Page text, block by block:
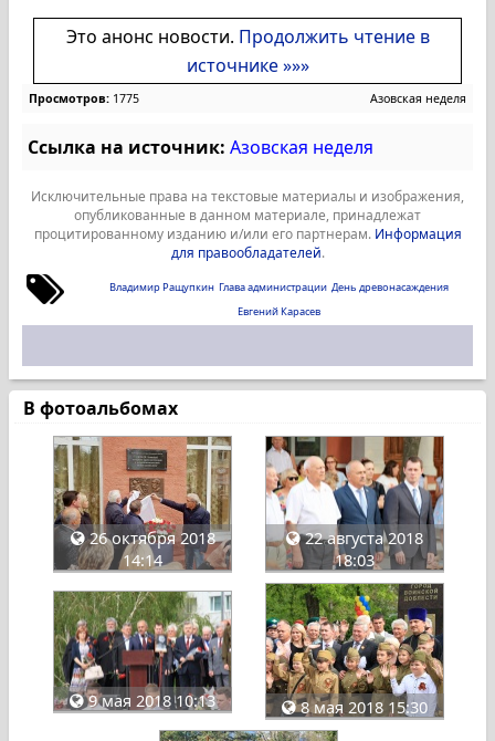
Это анонс новости. Продолжить чтение в
источнике »»»
Просмотров: 1775 Азовская неделя
Ссылка на источник: Азовская неделя
Исключительные права на текстовые материалы и изображения,
опубликованные в данном материале, принадлежат
процитированному изданию и/или его партнерам. Информация
для правообладателей.
Владимир Ращупкин Глава администрации День древонасаждения
Евгений Карасев
В фотоальбомах
26 октября 2018
14:14
22 августа 2018
18:03
9 мая 2018 10:13 8 мая 2018 15:30